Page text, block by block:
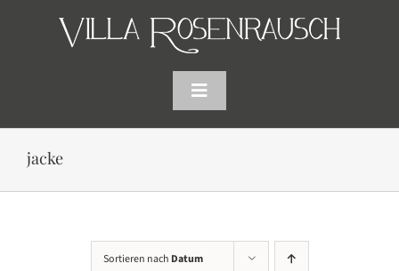
Toggle
Navigation
SHOP
AKTUELLES
jacke
Sortieren nach Datum